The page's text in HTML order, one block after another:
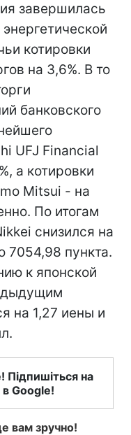
завершилась
котировки
на 3,6%. В то
банковского
UFJ Financial
а котировки
Mitsui - на
По итогам
снизился на
7054,98 пункта.
к японской
на 1,27 иены и
Підпишіться на
в Google!
вам зручно!